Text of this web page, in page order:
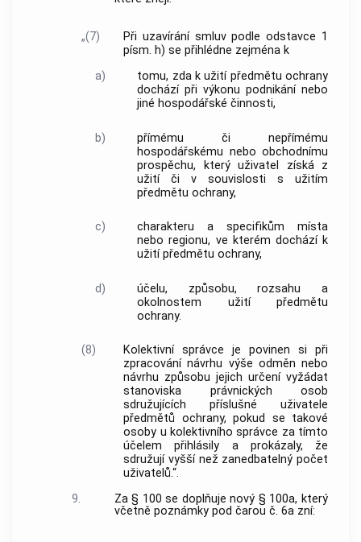
„(7)
Při uzavírání smluv podle odstavce 1
písm. h) se přihlédne zejména k
a)
tomu, zda k užití předmětu ochrany
dochází při výkonu podnikání nebo
jiné hospodářské činnosti,
b)
přímému či nepřímému
hospodářskému nebo obchodnímu
prospěchu, který uživatel získá z
užití či v souvislosti s užitím
předmětu ochrany,
c)
charakteru a specifikům místa
nebo regionu, ve kterém dochází k
užití předmětu ochrany,
d)
účelu, způsobu, rozsahu a
okolnostem užití předmětu
ochrany.
(8)
Kolektivní správce je povinen si při
zpracování návrhu výše odměn nebo
návrhu způsobu jejich určení vyžádat
stanoviska právnických osob
sdružujících příslušné uživatele
předmětů ochrany, pokud se takové
osoby u kolektivního správce za tímto
účelem přihlásily a prokázaly, že
sdružují vyšší než zanedbatelný počet
uživatelů.“.
9.
Za § 100 se doplňuje nový § 100a, který
včetně poznámky pod čarou č. 6a zní: